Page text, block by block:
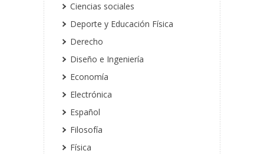
Ciencias sociales
Deporte y Educación Física
Derecho
Diseño e Ingeniería
Economía
Electrónica
Español
Filosofía
Física